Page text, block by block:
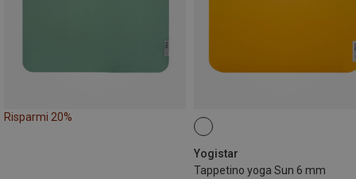
Risparmi 20%
Yogistar
Tappetino yoga Sun 6 mm